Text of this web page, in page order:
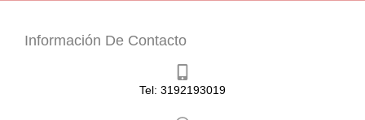
Información De Contacto
Tel: 3192193019